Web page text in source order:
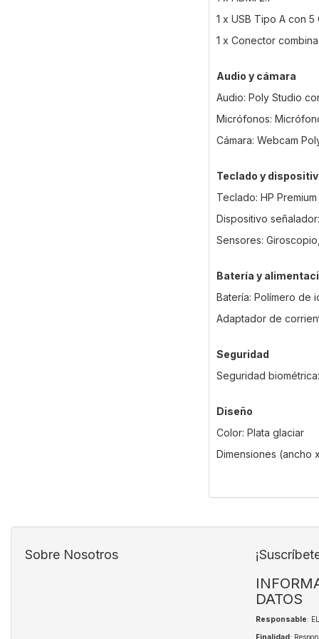
1 x USB Tipo A con
1 x Conector
Audio y cámara
Audio: Poly Studio
Micrófonos:
Cámara: Webcam
Teclado y
Teclado: HP
Dispositivo
Sensores:
Batería y
Batería: Polímero de
Adaptador de
Seguridad
Seguridad
Diseño
Color: Plata glaciar
Dimensiones (ancho
Sobre Nosotros
DATOS
Responsable:
Finalidad :